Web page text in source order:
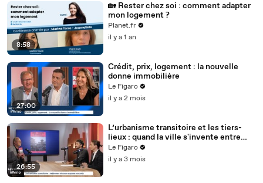
8:58
🏡 Rester chez soi : comment adapter
mon logement ?
Planet.fr
il y a 1 an
27:00
Crédit, prix, logement : la nouvelle
donne immobilière
Le Figaro
il y a 2 mois
26:55
L’urbanisme transitoire et les tiers-
lieux : quand la ville s'invente entre
deux vies
Le Figaro
il y a 3 mois